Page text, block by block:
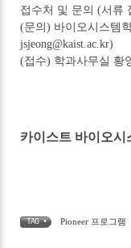
접수처 및 문의 (서류
(문의) 바이오시스템
jsjeong@kaist.ac.kr)
(접수) 학과사무실 황
카이스트 바이오
TAG • Pioneer 프로그램